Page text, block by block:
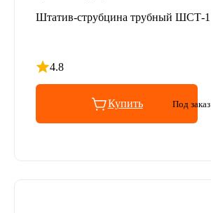
Штатив-струбцина трубный ШСТ-1
4.8
Рейтинг 4.8 из 5
Купить Под заказ